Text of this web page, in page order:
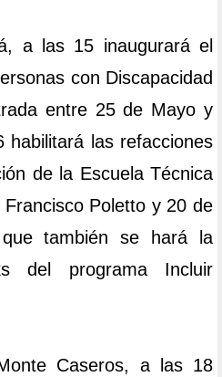
a las 15 inaugurará el
con Discapacidad
entre 25 de Mayo y
habilitará las refacciones
de la Escuela Técnica
Poletto y 20 de
también se hará la
del programa Incluir
Caseros, a las 18